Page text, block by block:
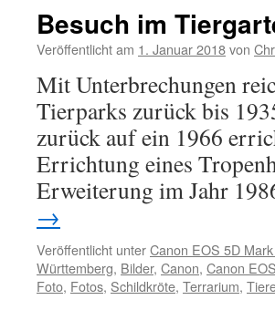
Besuch im
Veröffentlicht am 1. Januar 2018von
Mit Unterbrechungen
Tierparks zurück bis
zurück auf ein 1966
Errichtung eines
Erweiterung im Jahr
→
Veröffentlicht unterCanon EOS 5D
Württemberg, Bilder, Canon, Canon
Foto, Fotos, Schildkröte, Terrarium,